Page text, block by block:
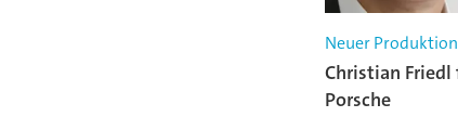
Neuer
Christian
Porsche